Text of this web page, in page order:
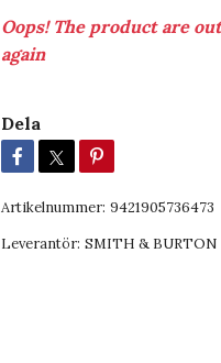
Oops! The product are
again
Dela
Artikelnummer: 9421905736473
Leverantör: SMITH & BURTON